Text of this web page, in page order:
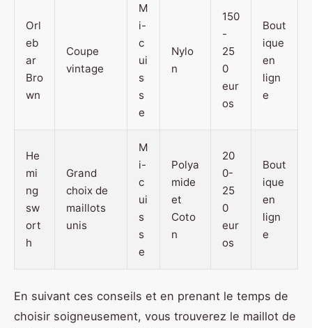
Orl
eb
ar
Bro
wn
Coupe
vintage
M
i-
c
ui
s
s
e
Nylo
n
150
-
25
0
eur
os
Bout
ique
en
lign
e
He
mi
ng
sw
ort
h
Grand
choix de
maillots
unis
M
i-
c
ui
s
s
e
Polya
mide
et
Coto
n
20
0-
25
0
eur
os
Bout
ique
en
lign
e
En suivant ces conseils et en prenant le temps de
choisir soigneusement, vous trouverez le maillot de